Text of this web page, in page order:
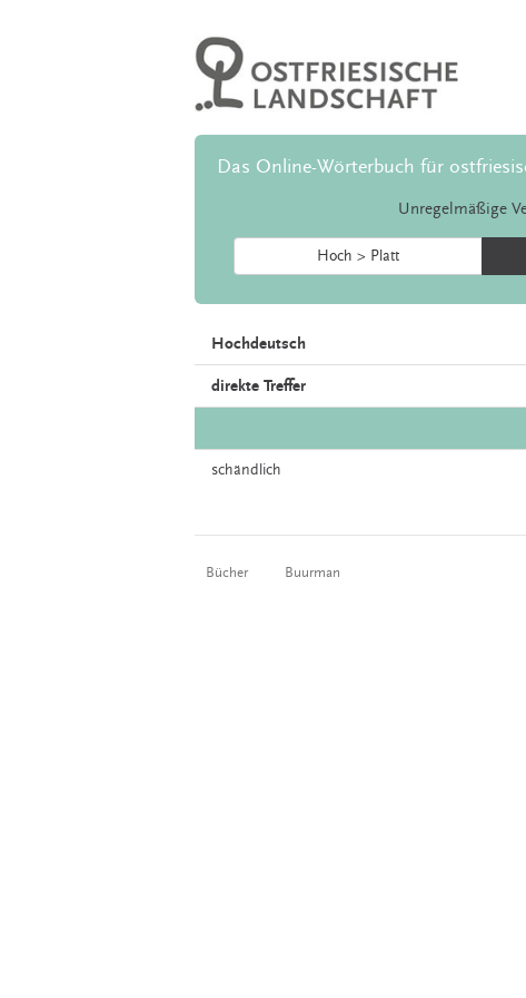
Das Online-Wörterbuch für
Unregelmäßige
Hoch > Platt
Hochdeutsch
direkte Treffer
schändlich
Bücher Buurman